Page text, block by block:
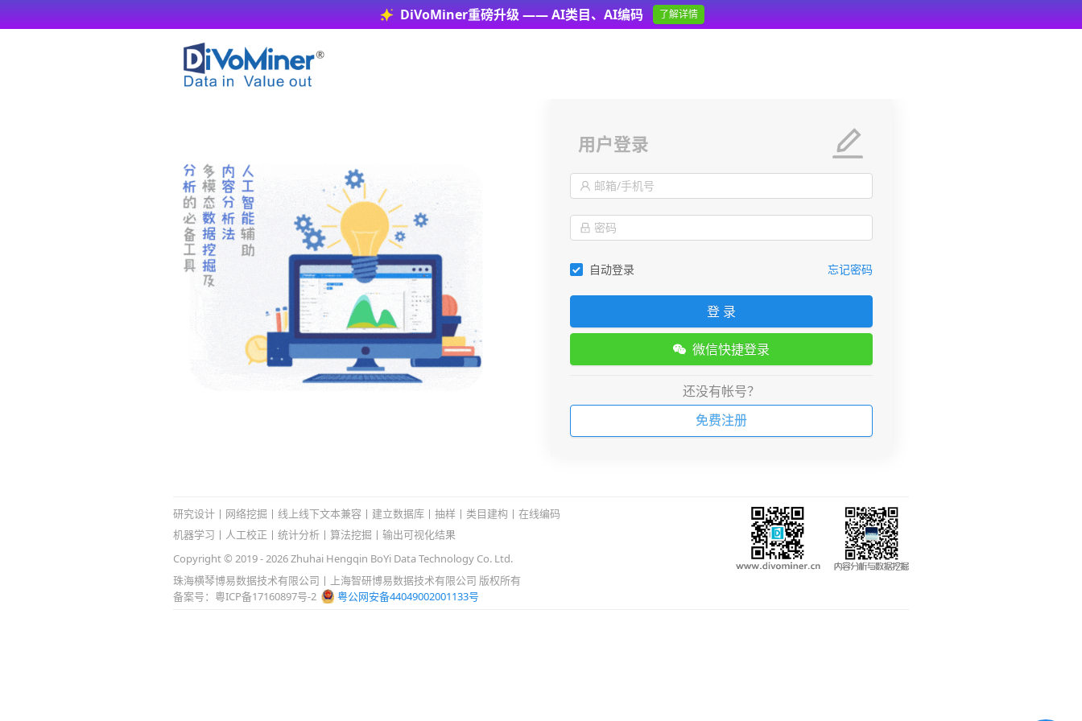
DiVoMiner重磅升级 —— AI类目、AI编码 了解详情
用户登录
自动登录 忘记密码
登 录
微信快捷登录
还没有帐号？
免费注册
研究设计 丨 网络挖掘 丨 线上线下文本兼容 丨 建立数据库 丨抽样 丨 类目建构 丨在线编码
机器学习丨人工校正丨统计分析丨算法挖掘丨输出可视化结果
Copyright © 2019 -2026Zhuhai Hengqin BoYi Data Technology Co. Ltd.
珠海横琴博易数据技术有限公司丨上海智研博易数据技术有限公司 版权所有
备案号：粵ICP备17160897号-2
粤公网安备44049002001133号